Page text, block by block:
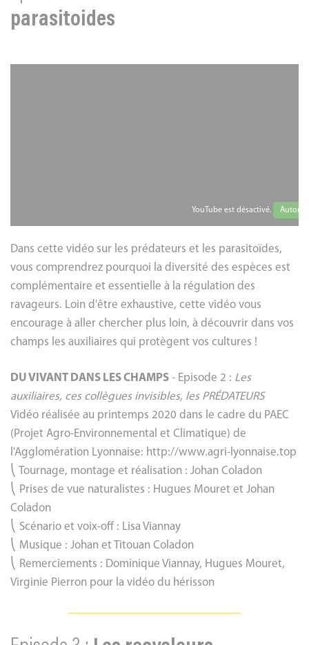
parasitoides
YouTube est désactivé.
Dans cette vidéo sur les prédateurs et les parasitoïdes,
vous comprendrez pourquoi la diversité des espèces est
complémentaire et essentielle à la régulation des
ravageurs. Loin d'être exhaustive, cette vidéo vous
encourage à aller chercher plus loin, à découvrir dans vos
champs les auxiliaires qui protègent vos cultures !
DU VIVANT DANS LES CHAMPS - Episode 2 : Les
auxiliaires, ces collègues invisibles, les PRÉDATEURS
Vidéo réalisée au printemps 2020 dans le cadre du PAEC
(Projet Agro-Environnemental et Climatique) de
l'Agglomération Lyonnaise: http://www.agri-lyonnaise.top
⎝ Tournage, montage et réalisation : Johan Coladon
⎝ Prises de vue naturalistes : Hugues Mouret et Johan
Coladon
⎝ Scénario et voix-off : Lisa Viannay
⎝ Musique : Johan et Titouan Coladon
⎝ Remerciements : Dominique Viannay, Hugues Mouret,
Virginie Pierron pour la vidéo du hérisson